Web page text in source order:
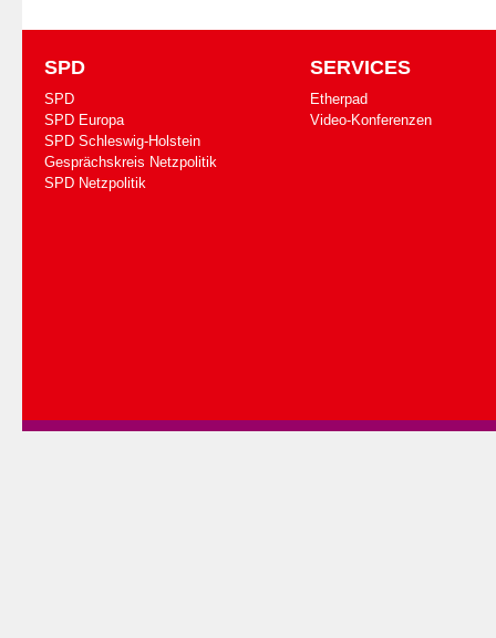
SPD
SPD
SPD Europa
SPD Schleswig-Holstein
Gesprächskreis Netzpolitik
SPD Netzpolitik
SERVICES
Etherpad
Video-Konferenzen